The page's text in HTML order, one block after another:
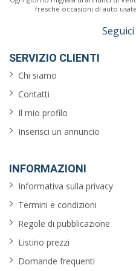
fresche occasioni di auto
Seguici
SERVIZIO CLIENTI
Chi siamo
Contatti
Il mio profilo
Inserisci un annuncio
INFORMAZIONI
Informativa sulla privacy
Termini e condizioni
Regole di pubblicazione
Listino prezzi
Domande frequenti